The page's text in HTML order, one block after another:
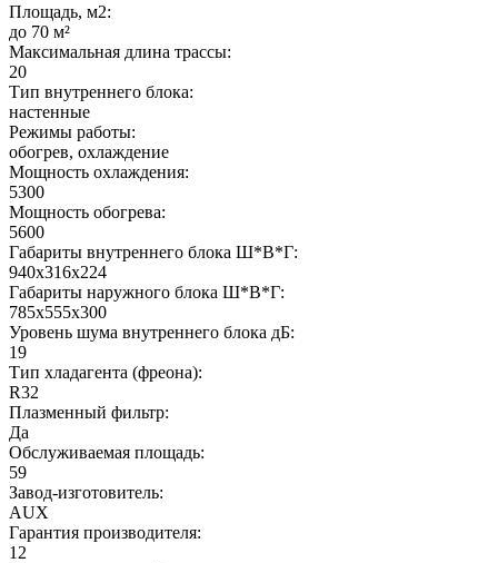
Площадь, м2:
до 70 м²
Максимальная длина трассы:
20
Тип внутреннего блока:
настенные
Режимы работы:
обогрев, охлаждение
Мощность охлаждения:
5300
Мощность обогрева:
5600
Габариты внутреннего блока Ш*В*Г:
940x316x224
Габариты наружного блока Ш*В*Г:
785x555x300
Уровень шума внутреннего блока дБ:
19
Тип хладагента (фреона):
R32
Плазменный фильтр:
Да
Обслуживаемая площадь:
59
Завод-изготовитель:
AUX
Гарантия производителя:
12